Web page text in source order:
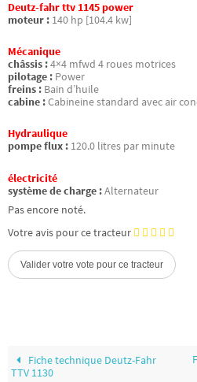
Deutz-fahr ttv 1145 power
moteur : 140 hp [104.4 kw]
Mécanique
châssis :4×4 mfwd 4 roues motrices
pilotage : Power
freins : Bain d’huile
cabine :Cabineine standard avec air
Hydraulique
pompe flux : 120.0 litres par minute
électricité
système de charge :Alternateur
Pas encore noté.
Votre avis pour ce tracteur
Fiche technique Deutz-Fahr
TTV 1130